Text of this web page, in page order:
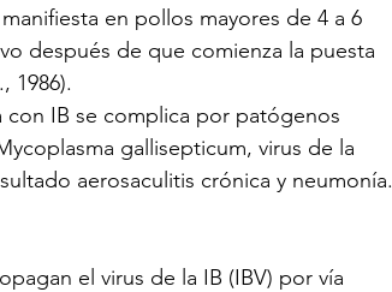
en pollos mayores de 4 a 6
después de que comienza la puesta
1986).
con IB se complica por patógenos
gallisepticum, virus de la
aerosaculitis crónica y neumonía.
el virus de la IB (IBV) por vía